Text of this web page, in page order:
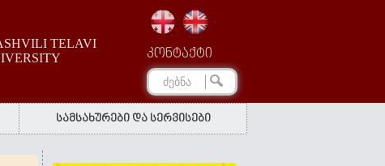
TELAVI
კონტაქტი
სამსახურები და სერვისები